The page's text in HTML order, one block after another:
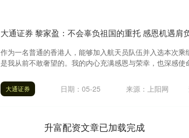
大通证券 黎家盈：不会辜负祖国的重托 感恩机遇肩
作为一名普通的香港人，能够加入航天员队伍并入选本次乘
是我从前不敢奢望的。我的内心充满感恩与荣幸，也深感
大通证券 日期：05-25 来源：上阳网
升富配资文章已加载完成